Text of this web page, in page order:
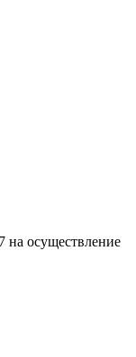
осуществление